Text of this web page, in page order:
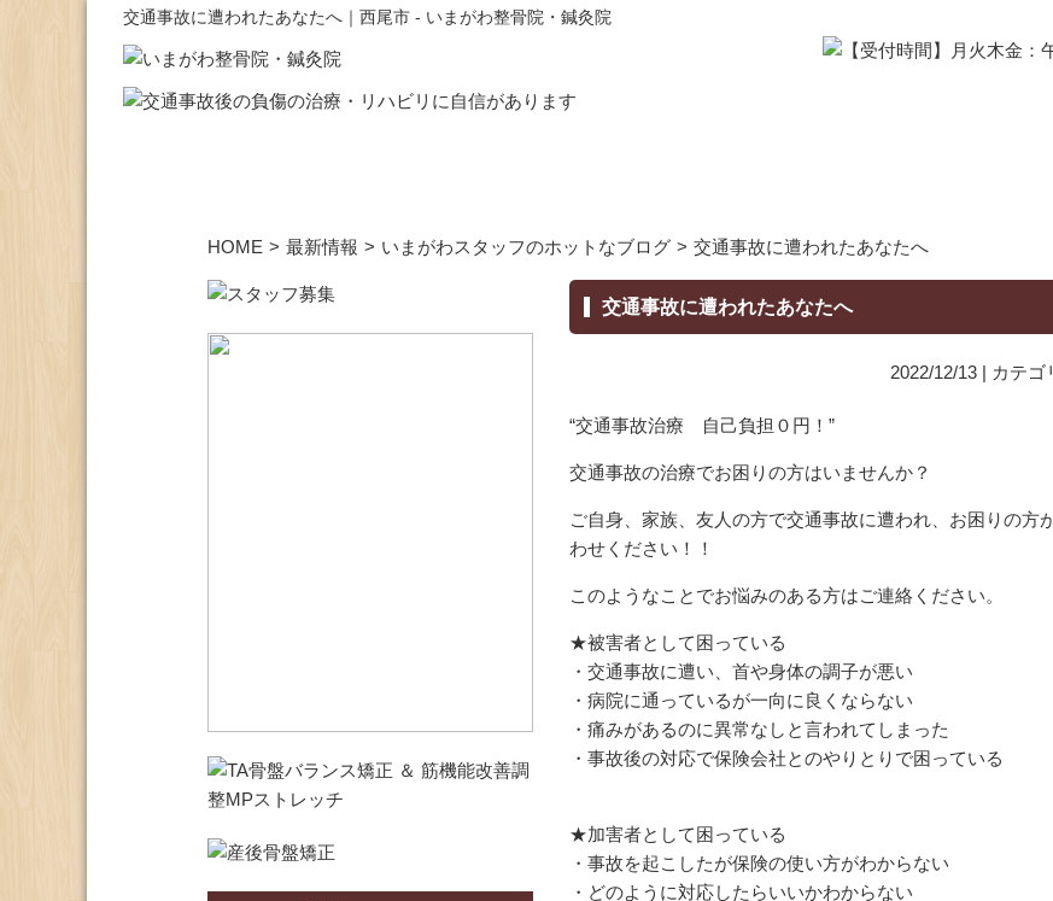
交通事故に遭われたあなたへ｜西尾市 - いまがわ整骨院・鍼灸院
HOME > 最新情報 > いまがわスタッフのホットなブログ > 交通事故に遭われたあなたへ
交通事故に遭われたあなたへ
2022/12/13 | カテゴ
“交通事故治療 自己負担０円！”
交通事故の治療でお困りの方はいませんか？
ご自身、家族、友人の方で交通事故に遭われ、お困りの方
わせください！！
このようなことでお悩みのある方はご連絡ください。
★被害者として困っている
・交通事故に遭い、首や身体の調子が悪い
・病院に通っているが一向に良くならない
・痛みがあるのに異常なしと言われてしまった
・事故後の対応で保険会社とのやりとりで困っている
★加害者として困っている
・事故を起こしたが保険の使い方がわからない
・どのように対応したらいいかわからない